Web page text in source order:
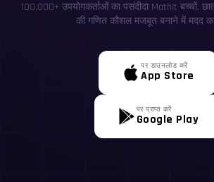
100,000+ उपयोगकर्ताओं का पसंदीदा MathIt बच्चों,
की गणित कौशल मजबूत बनाने में मदद
पर डाउनलोड करें
App Store
पर प्राप्त करें
Google Play